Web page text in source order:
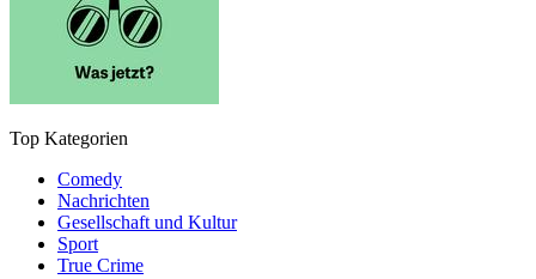
Top Kategorien
Comedy
Nachrichten
Gesellschaft und Kultur
Sport
True Crime